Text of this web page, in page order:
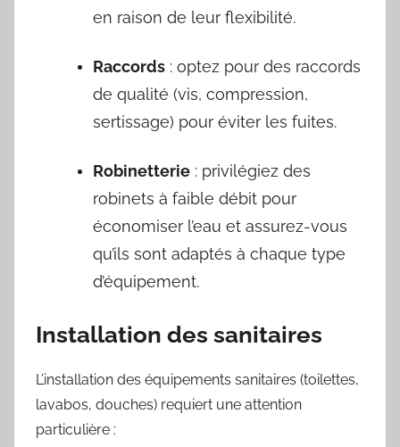
en raison de leur flexibilité.
Raccords : optez pour des raccords
de qualité (vis, compression,
sertissage) pour éviter les fuites.
Robinetterie : privilégiez des
robinets à faible débit pour
économiser l’eau et assurez-vous
qu’ils sont adaptés à chaque type
d’équipement.
Installation des sanitaires
L’installation des équipements sanitaires (toilettes,
lavabos, douches) requiert une attention
particulière :